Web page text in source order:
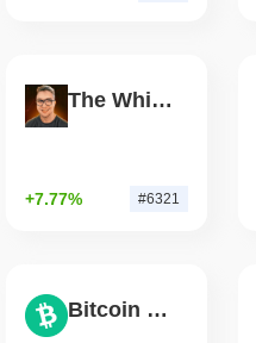
3 دقيقة The White Bull
+7.77% #6321
Bitcoin Cash